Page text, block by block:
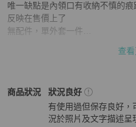
唯一缺點是內領口有收納不慎的痕
反映在售價上了
無配件，單外套一件
全長92
查
商品狀況
Chanel女裝商品狀態與細節
狀況良好
有使用過但保存良好
況於照片及文字描述呈